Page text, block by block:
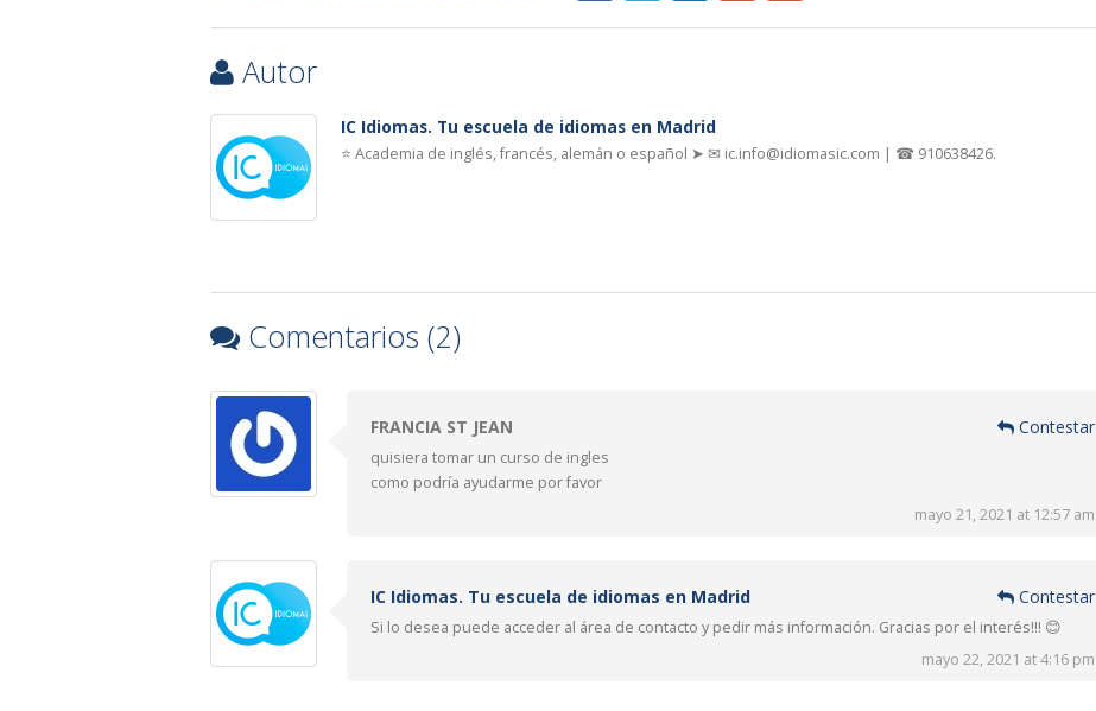
Autor
IC Idiomas. Tu escuela de idiomas en Madrid
⭐ Academia de inglés, francés, alemán o español ➤ ✉ ic.info@idiomasic.com | ☎ 910638426.
Comentarios (2)
FRANCIA ST JEAN Contestar
quisiera tomar un curso de ingles
como podría ayudarme por favor
mayo 21, 2021 at 12:57 am
IC Idiomas. Tu escuela de idiomas en Madrid Contestar
Si lo desea puede acceder al área de contacto y pedir más información. Gracias por el interés!!! 😊
mayo 22, 2021 at 4:16 pm